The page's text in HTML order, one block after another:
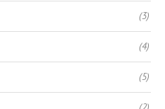
(3)
(4)
(5)